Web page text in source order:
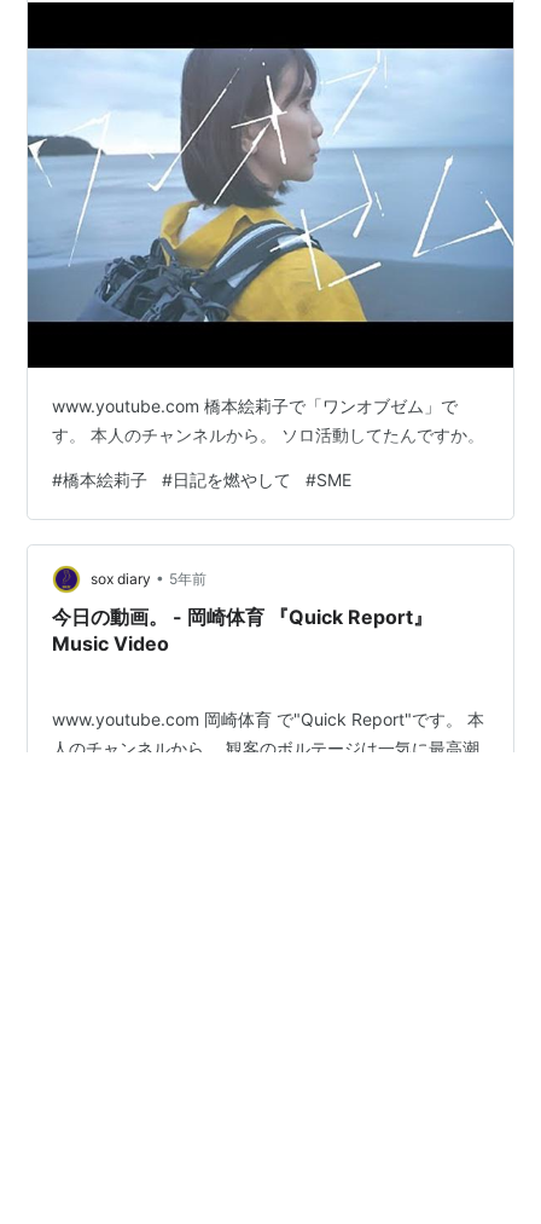
www.youtube.com 橋本絵莉子で「ワンオブゼム」で
す。 本人のチャンネルから。 ソロ活動してたんですか。
#橋本絵莉子 #日記を燃やして #SME
sox diary • 5年前
今日の動画。 - 岡崎体育 『Quick Report』
Music Video